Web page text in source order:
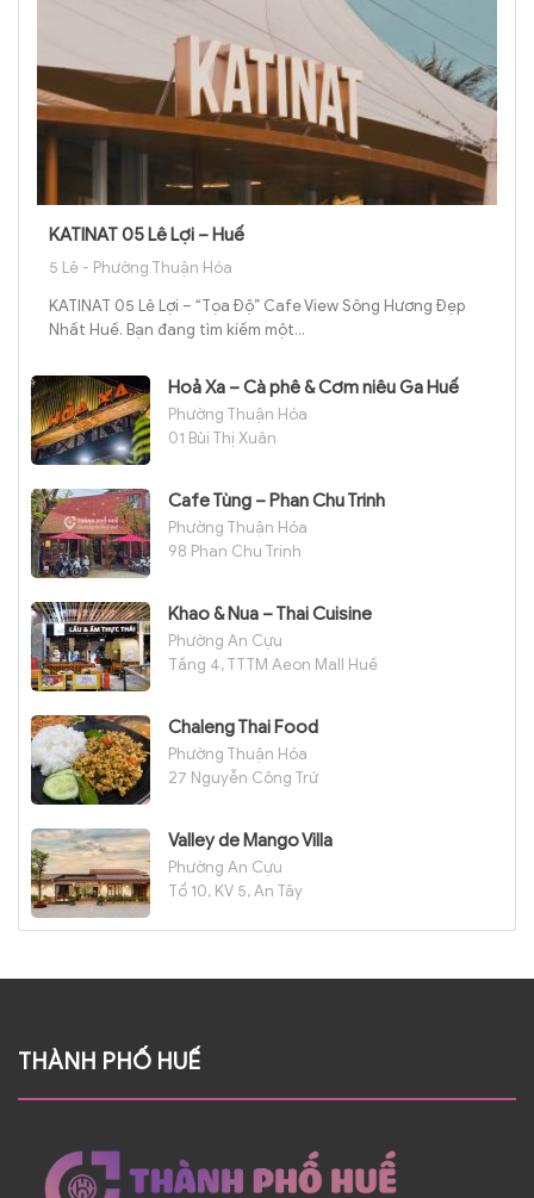
KATINAT 05 Lê Lợi – Huế
5 Lê - Phường Thuận Hóa
KATINAT 05 Lê Lợi – “Tọa Độ” Cafe View Sông Hương Đẹp
Nhất Huế. Bạn đang tìm kiếm một...
Hoả Xa – Cà phê & Cơm niêu Ga Huế
Phường Thuận Hóa
01 Bùi Thị Xuân
Cafe Tùng – Phan Chu Trinh
Phường Thuận Hóa
98 Phan Chu Trinh
Khao & Nua – Thai Cuisine
Phường An Cựu
Tầng 4, TTTM Aeon Mall Huế
Chaleng Thai Food
Phường Thuận Hóa
27 Nguyễn Công Trứ
Valley de Mango Villa
Phường An Cựu
Tổ 10, KV 5, An Tây
THÀNH PHỐ HUẾ